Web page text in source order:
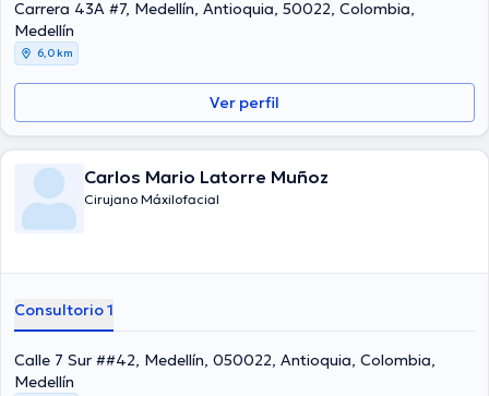
y ha compartido diversas publicaciones. Español son los idiomas
operados por el profesional de la salud.
Carrera 43A #7, Medellín, Antioquia, 50022, Colombia,
Medellín
6,0 km
Ver perfil
Carlos Mario Latorre Muñoz
Cirujano Máxilofacial
Consultorio 1
Calle 7 Sur ##42, Medellín, 050022, Antioquia, Colombia,
Medellín